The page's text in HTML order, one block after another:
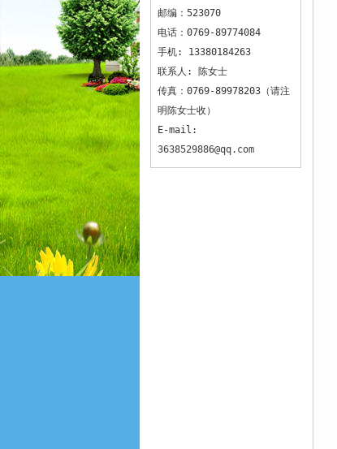
邮编：523070
电话：0769-89774084
手机: 13380184263
联系人: 陈女士
传真：0769-89978203（请注
明陈女士收）
E-mail:
3638529886@qq.com